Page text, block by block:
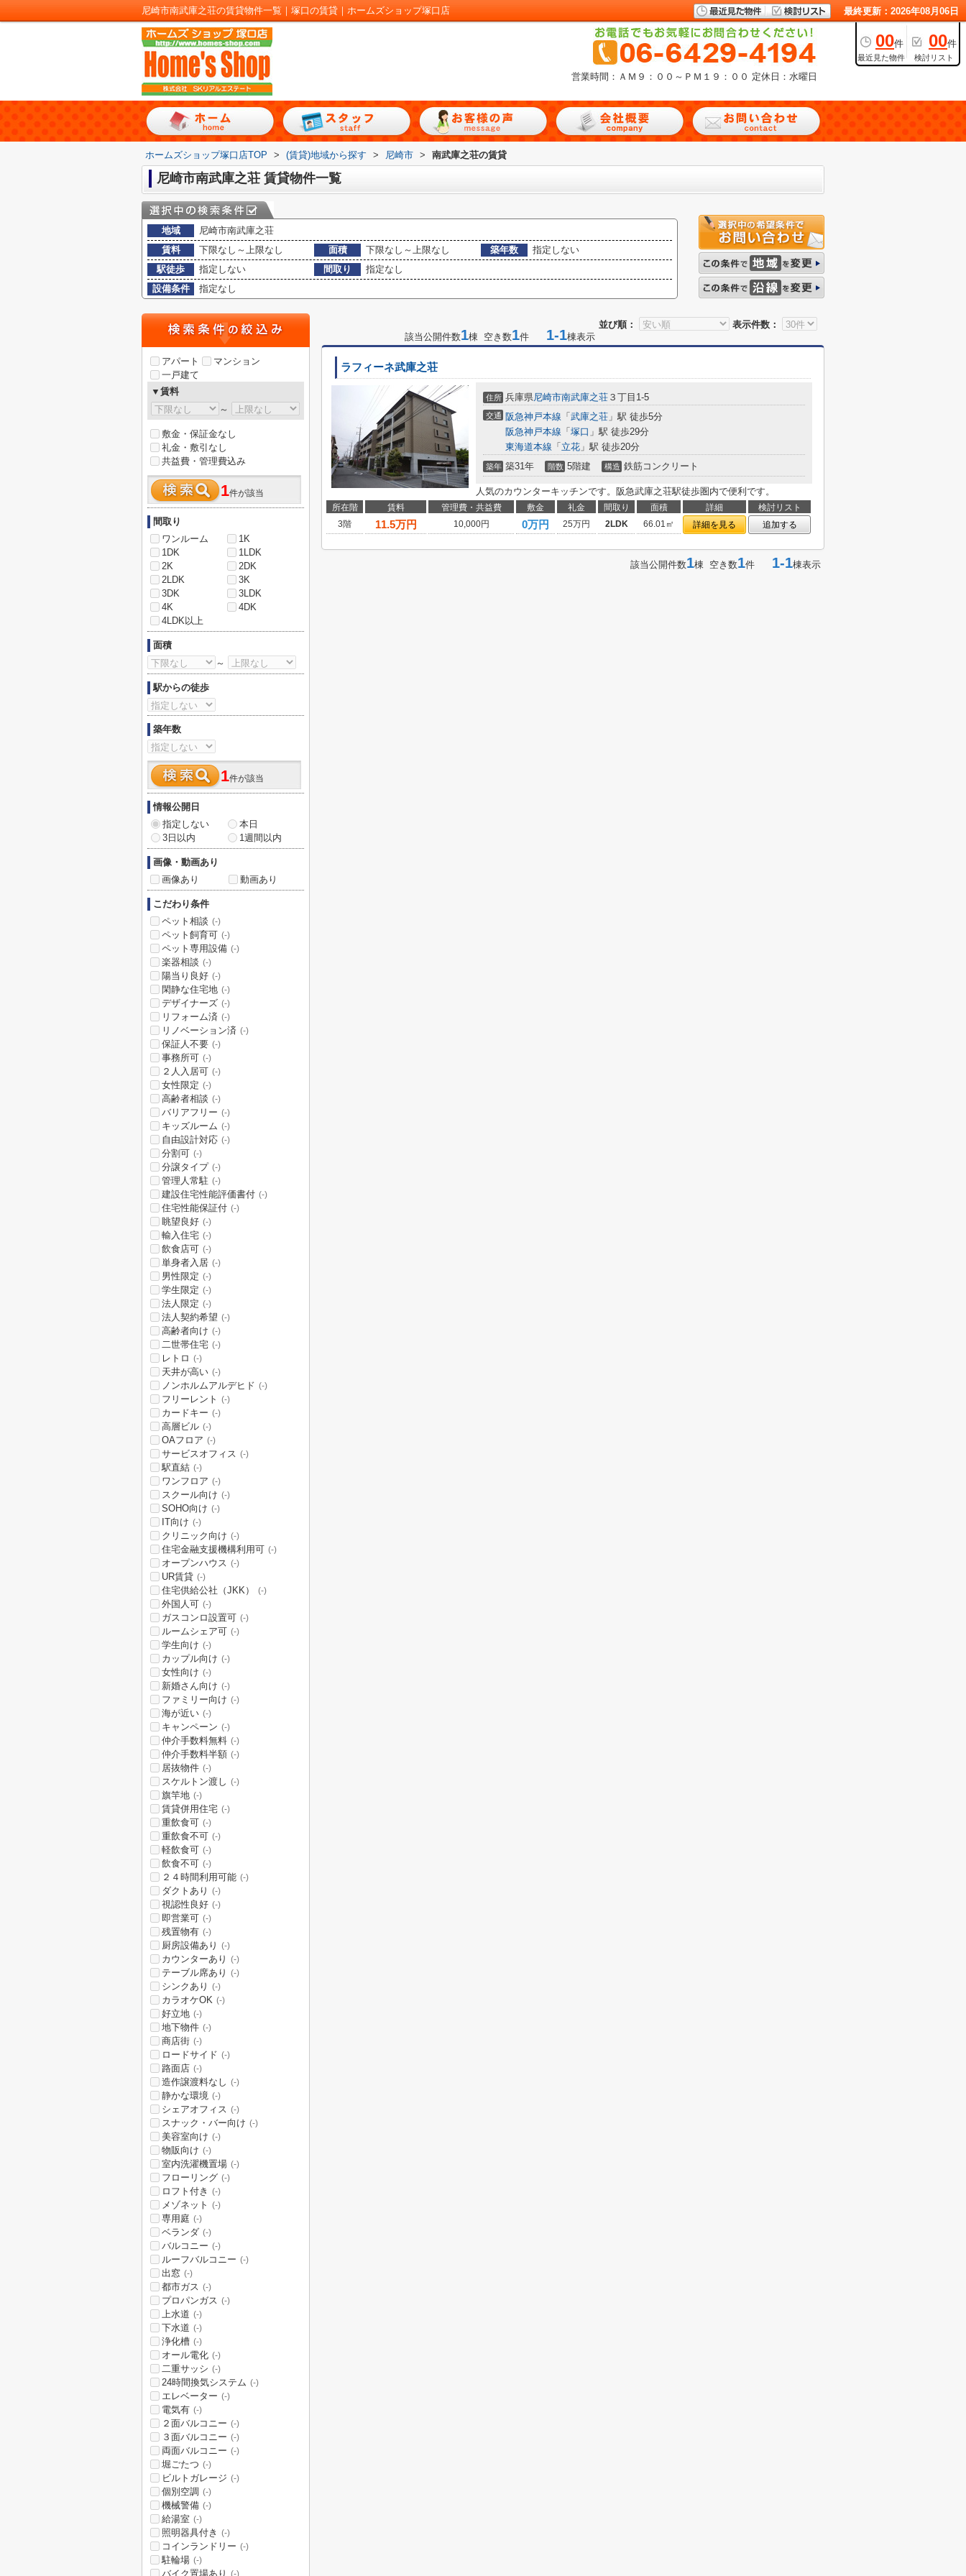
尼崎市南武庫之荘の賃貸物件一覧｜塚口の賃貸｜ホームズショップ塚口店 最終更新：2026年08月06日
00件
最近見た物件
00件
検討リスト
営業時間：ＡＭ９：００～ＰＭ１９：００ 定休日：水曜日
ホームズショップ塚口店TOP > (賃貸)地域から探す > 尼崎市 > 南武庫之荘の賃貸
尼崎市南武庫之荘 賃貸物件一覧
地域
尼崎市南武庫之荘
賃料
下限なし～上限なし 面積 下限なし～上限なし 築年数
指定しない
駅徒歩
指定しない 間取り
指定なし
設備条件
指定なし
並び順：
表示件数：
該当公開件数1棟 空き数1件 1-1棟表示
ラフィーネ武庫之荘
住所 兵庫県尼崎市南武庫之荘 ３丁目1-5
交通 阪急神戸本線 「 武庫之荘 」駅 徒歩5分
阪急神戸本線 「 塚口 」駅 徒歩29分
東海道本線 「 立花 」駅 徒歩20分
築年 築31年 階数 5階建 構造 鉄筋コンクリート
人気のカウンターキッチンです。阪急武庫之荘駅徒歩圏内で便利です。
所在階 賃料 管理費・共益費 敷金 礼金 間取り 面積 詳細
検討リスト
3階
11.5万円 10,000円 0万円 25万円 2LDK 66.01㎡ 詳細を見る 追加する
該当公開件数1棟 空き数1件 1-1棟表示
アパート
マンション
一戸建て
▼賃料
～
敷金・保証金なし
礼金・敷引なし
共益費・管理費込み
1件が該当
間取り
ワンルーム
1K
1DK
1LDK
2K
2DK
2LDK
3K
3DK
3LDK
4K
4DK
4LDK以上
面積
～
駅からの徒歩
築年数
1件が該当
情報公開日
指定しない
本日
3日以内
1週間以内
画像・動画あり
画像あり
動画あり
こだわり条件
ペット相談 (-)
ペット飼育可 (-)
ペット専用設備 (-)
楽器相談 (-)
陽当り良好 (-)
閑静な住宅地 (-)
デザイナーズ (-)
リフォーム済 (-)
リノベーション済 (-)
保証人不要 (-)
事務所可 (-)
２人入居可 (-)
女性限定 (-)
高齢者相談 (-)
バリアフリー (-)
キッズルーム (-)
自由設計対応 (-)
分割可 (-)
分譲タイプ (-)
管理人常駐 (-)
建設住宅性能評価書付 (-)
住宅性能保証付 (-)
眺望良好 (-)
輸入住宅 (-)
飲食店可 (-)
単身者入居 (-)
男性限定 (-)
学生限定 (-)
法人限定 (-)
法人契約希望 (-)
高齢者向け (-)
二世帯住宅 (-)
レトロ (-)
天井が高い (-)
ノンホルムアルデヒド (-)
フリーレント (-)
カードキー (-)
高層ビル (-)
OAフロア (-)
サービスオフィス (-)
駅直結 (-)
ワンフロア (-)
スクール向け (-)
SOHO向け (-)
IT向け (-)
クリニック向け (-)
住宅金融支援機構利用可 (-)
オープンハウス (-)
UR賃貸 (-)
住宅供給公社（JKK） (-)
外国人可 (-)
ガスコンロ設置可 (-)
ルームシェア可 (-)
学生向け (-)
カップル向け (-)
女性向け (-)
新婚さん向け (-)
ファミリー向け (-)
海が近い (-)
キャンペーン (-)
仲介手数料無料 (-)
仲介手数料半額 (-)
居抜物件 (-)
スケルトン渡し (-)
旗竿地 (-)
賃貸併用住宅 (-)
重飲食可 (-)
重飲食不可 (-)
軽飲食可 (-)
飲食不可 (-)
２４時間利用可能 (-)
ダクトあり (-)
視認性良好 (-)
即営業可 (-)
残置物有 (-)
厨房設備あり (-)
カウンターあり (-)
テーブル席あり (-)
シンクあり (-)
カラオケOK (-)
好立地 (-)
地下物件 (-)
商店街 (-)
ロードサイド (-)
路面店 (-)
造作譲渡料なし (-)
静かな環境 (-)
シェアオフィス (-)
スナック・バー向け (-)
美容室向け (-)
物販向け (-)
室内洗濯機置場 (-)
フローリング (-)
ロフト付き (-)
メゾネット (-)
専用庭 (-)
ベランダ (-)
バルコニー (-)
ルーフバルコニー (-)
出窓 (-)
都市ガス (-)
プロパンガス (-)
上水道 (-)
下水道 (-)
浄化槽 (-)
オール電化 (-)
二重サッシ (-)
24時間換気システム (-)
エレベーター (-)
電気有 (-)
２面バルコニー (-)
３面バルコニー (-)
両面バルコニー (-)
堀ごたつ (-)
ビルトガレージ (-)
個別空調 (-)
機械警備 (-)
給湯室 (-)
照明器具付き (-)
コインランドリー (-)
駐輪場 (-)
バイク置場あり (-)